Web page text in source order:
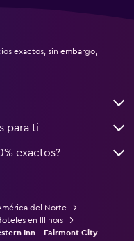
exactos, sin embargo,
para ti
exactos?
del Norte
en Illinois
Inn - Fairmont City